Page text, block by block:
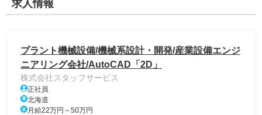
求人情報
プラント機械設備/機械系設計・開発/産業設備エンジ
ニアリング会社/AutoCAD「2D」
株式会社スタッフサービス
正社員
北海道
月給22万円～50万円